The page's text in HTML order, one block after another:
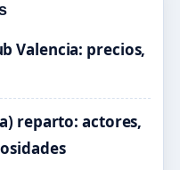
Valencia: precios,
reparto: actores,